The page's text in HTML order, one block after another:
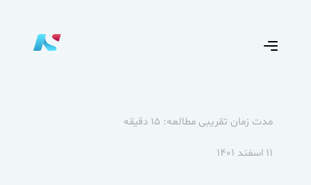
مدت زمان تقریبی مطالعه: ۱۵ دقیقه
۱۱ اسفند ۱۴۰۱